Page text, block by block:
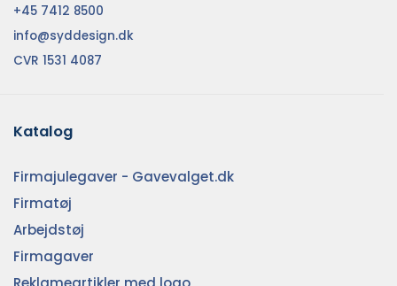
+45 7412 8500
info@syddesign.dk
CVR 1531 4087
Katalog
Firmajulegaver - Gavevalget.dk
Firmatøj
Arbejdstøj
Firmagaver